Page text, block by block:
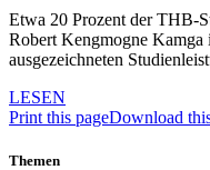
Etwa 20 Prozent der THB-
Robert Kengmogne
ausgezeichneten
LESEN
Print this pageDownload
Themen